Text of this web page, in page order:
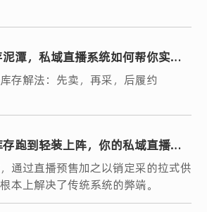
潭，私域直播系统如何帮你实现
存解法：先卖，再采，后履约
跑到轻装上阵，你的私域直播系
？
通过直播预售加之以销定采的拉式供
本上解决了传统系统的弊端。